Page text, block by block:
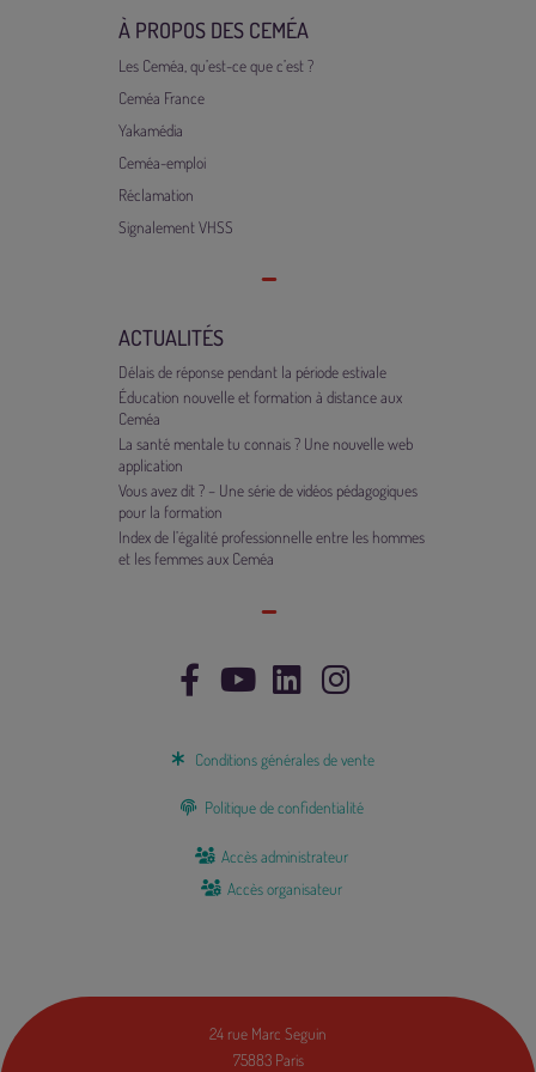
À PROPOS DES CEMÉA
Les Ceméa, qu’est-ce que c’est ?
Ceméa France
Yakamédia
Ceméa-emploi
Réclamation
Signalement VHSS
ACTUALITÉS
Délais de réponse pendant la période estivale
Éducation nouvelle et formation à distance aux
Ceméa
La santé mentale tu connais ? Une nouvelle web
application
Vous avez dit ? – Une série de vidéos pédagogiques
pour la formation
Index de l’égalité professionnelle entre les hommes
et les femmes aux Ceméa
Conditions générales de vente
Politique de confidentialité
Accès administrateur
Accès organisateur
24 rue Marc Seguin
75883 Paris